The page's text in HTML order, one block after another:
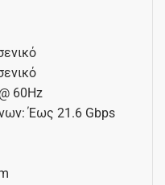
60Hz
Έως 21.6 Gbps